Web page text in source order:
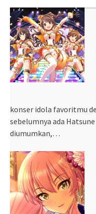
konser idola favoritmu
sebelumnya ada Hatsune
diumumkan,…